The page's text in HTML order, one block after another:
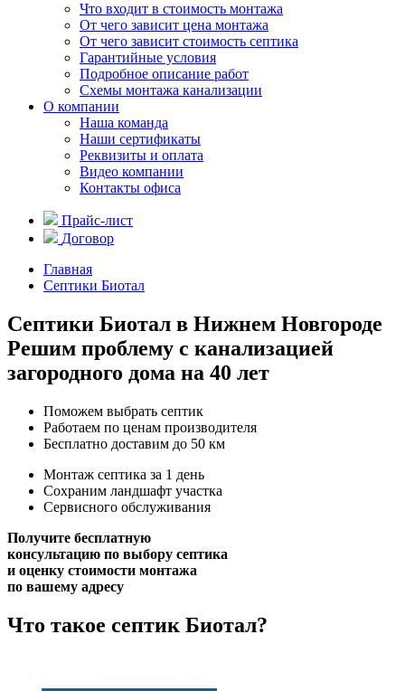
Что входит в стоимость монтажа
От чего зависит цена монтажа
От чего зависит стоимость септика
Гарантийные условия
Подробное описание работ
Схемы монтажа канализации
О компании
Наша команда
Наши сертификаты
Реквизиты и оплата
Видео компании
Контакты офиса
Прайс-лист
Договор
Главная
Септики Биотал
Септики Биотал в Нижнем Новгороде
Решим проблему с канализацией
загородного дома на 40 лет
Поможем выбрать септик
Работаем по ценам производителя
Бесплатно доставим до 50 км
Монтаж септика за 1 день
Сохраним ландшафт участка
Сервисного обслуживания
Получите бесплатную
консультацию по выбору септика
и оценку стоимости монтажа
по вашему адресу
Что такое септик Биотал?